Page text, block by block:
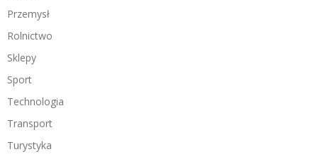
Przemysł
Rolnictwo
Sklepy
Sport
Technologia
Transport
Turystyka